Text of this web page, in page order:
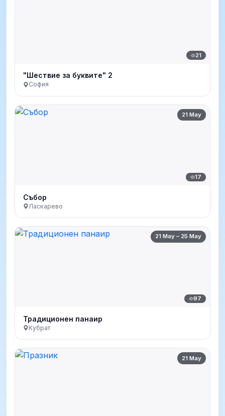
21
"Шествие за буквите" 2
София
21 May
17
Събор
Ласкарево
21 May – 25 May
97
Традиционен панаир
Кубрат
21 May